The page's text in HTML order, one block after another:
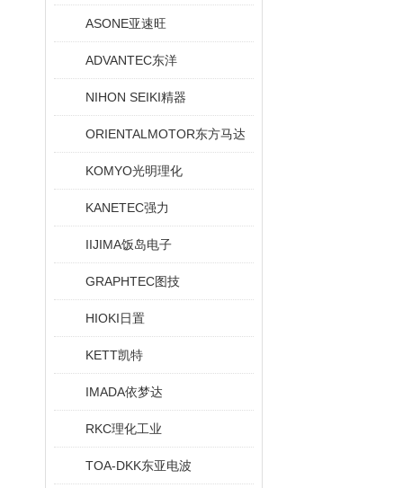
ASONE亚速旺
ADVANTEC东洋
NIHON SEIKI精器
ORIENTALMOTOR东方马达
KOMYO光明理化
KANETEC强力
IIJIMA饭岛电子
GRAPHTEC图技
HIOKI日置
KETT凯特
IMADA依梦达
RKC理化工业
TOA-DKK东亚电波